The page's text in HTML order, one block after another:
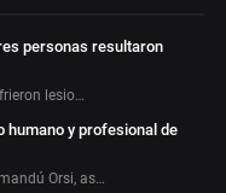
personas resultaron
lesio…
humano y profesional de
Orsi, as…